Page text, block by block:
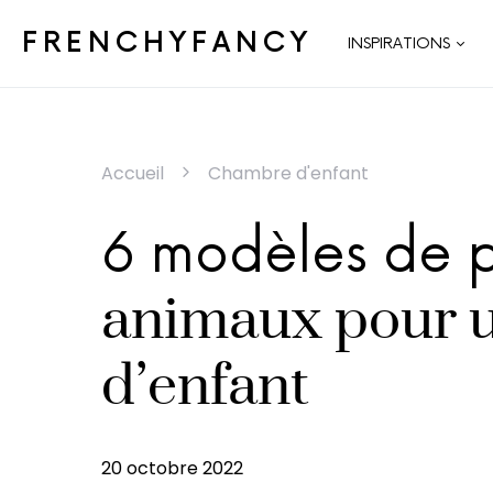
FRENCHYFANCY INSPIRATIONS
Accueil Chambre d'enfant
6 modèles de
animaux pour
d’enfant
20 octobre 2022